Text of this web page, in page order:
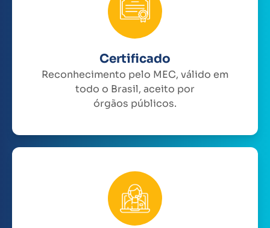
Certificado
Reconhecimento pelo MEC, válido em
todo o Brasil, aceito por
órgãos públicos.